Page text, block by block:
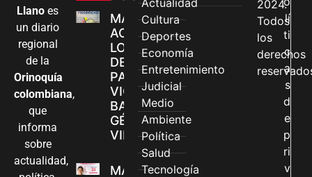
Llano es
un diario
regional
de la
Orinoquía
colombiana,
que
informa
sobre
actualidad,
MÁS MUJERES
ACCEDEN A
LOS CANALES
DE ATENCIÓN
PARA
VIOLENCIAS
BASADAS EN
GÉNERO EN
VILLAVICENCIO
MADRES
Actualidad
Cultura
Deportes
Economía
Entretenimiento
Judicial
Medio
Ambiente
Política
Salud
Tecnología
2024.
Todos
los
derechos
lí
ti
c
a
s
d
e
p
ri
v